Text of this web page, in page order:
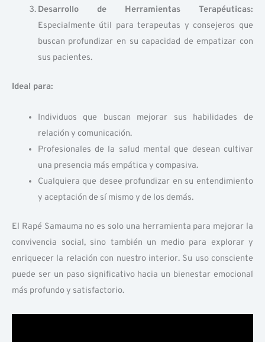
Desarrollo de Herramientas Terapéuticas:
Especialmente útil para terapeutas y consejeros que
buscan profundizar en su capacidad de empatizar con
sus pacientes.
Ideal para:
Individuos que buscan mejorar sus habilidades de
relación y comunicación.
Profesionales de la salud mental que desean cultivar
una presencia más empática y compasiva.
Cualquiera que desee profundizar en su entendimiento
y aceptación de sí mismo y de los demás.
El Rapé Samauma no es solo una herramienta para mejorar la
convivencia social, sino también un medio para explorar y
enriquecer la relación con nuestro interior. Su uso consciente
puede ser un paso significativo hacia un bienestar emocional
más profundo y satisfactorio.